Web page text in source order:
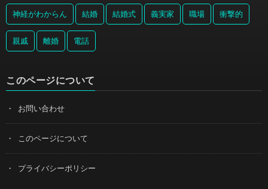
神経がわからん 結婚 結婚式 義実家 職場 衝撃的
親戚 離婚 電話
このページについて
お問い合わせ
このページについて
プライバシーポリシー